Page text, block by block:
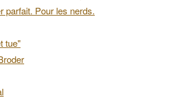
parfait. Pour les nerds.
tue"